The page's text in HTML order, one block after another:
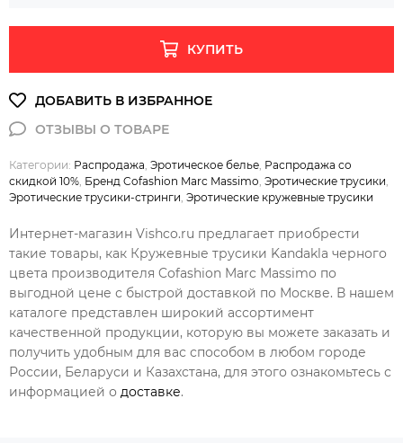
КУПИТЬ
Категории: Распродажа Эротическое белье Распродажа со
скидкой 10% Бренд Cofashion Marc Massimo Эротические трусики
Эротические трусики-стринги Эротические кружевные трусики
Интернет-магазин Vishco.ru предлагает приобрести
такие товары, как Кружевные трусики Kandakla черного
цвета производителя Cofashion Marc Massimo по
выгодной цене с быстрой доставкой по Москве. В нашем
каталоге представлен широкий ассортимент
качественной продукции, которую вы можете заказать и
получить удобным для вас способом в любом городе
России, Беларуси и Казахстана, для этого ознакомьтесь с
информацией о доставке.